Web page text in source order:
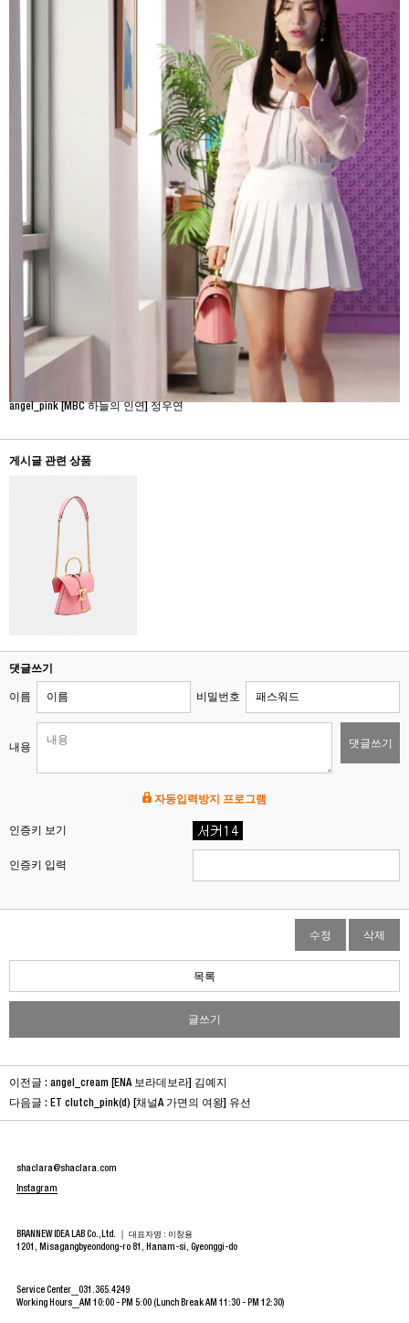
angel_pink [MBC 하늘의 인연] 정우연
게시글 관련 상품
댓글쓰기
이름 비밀번호
내용 댓글쓰기
자동입력방지 프로그램
인증키 보기
인증키 입력
수정 삭제
목록
글쓰기
이전글 : angel_cream [ENA 보라데보라] 김예지
다음글 : ET clutch_pink(d) [채널A 가면의 여왕] 유선
shaclara@shaclara.com
Instagram
BRANNEW IDEA LAB Co.,Ltd. ｜ 대표자명 : 이창용
1201, Misagangbyeondong-ro 81, Hanam-si, Gyeonggi-do
Service Center
031.365.4249
Working Hours
AM 10:00 - PM 5:00 (Lunch Break AM 11:30 - PM 12:30)